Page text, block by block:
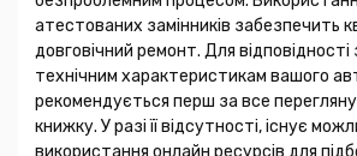
атестованих замінників забезпечить
довговічний ремонт. Для
технічним характеристикам вашого
рекомендується перш за все
книжку. У разі її відсутності, існує
використання онлайн ресурсів для